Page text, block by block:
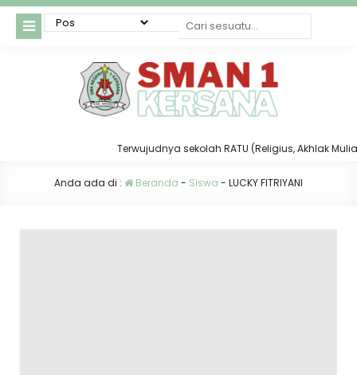
Terwujudnya sekolah RATU (Religius, Akhlak
Anda ada di : Beranda - Siswa - LUCKY FITRIYANI